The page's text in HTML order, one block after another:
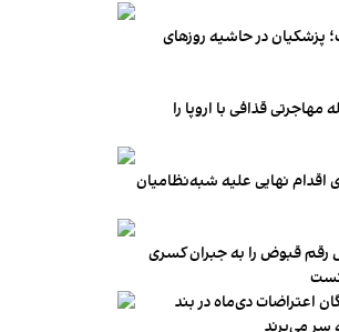
پزشکیان در حاشیه روزهای
قذافی با اروپا را
اقدام نهایی علیه شبه‌نظامیان
رقم قبوض را به جبران کسری
اعتراضات دی‌ماه در بند
سر می‌برند